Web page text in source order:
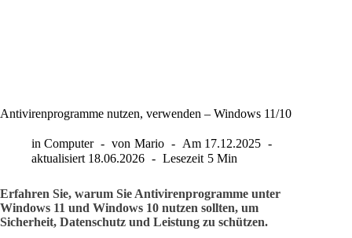
Antivirenprogramme nutzen, verwenden – Windows 11/10
in Computer von Mario Am 17.12.2025
aktualisiert 18.06.2026 Lesezeit 5 Min
Erfahren Sie, warum Sie Antivirenprogramme unter
Windows 11 und Windows 10 nutzen sollten, um
Sicherheit, Datenschutz und Leistung zu schützen.